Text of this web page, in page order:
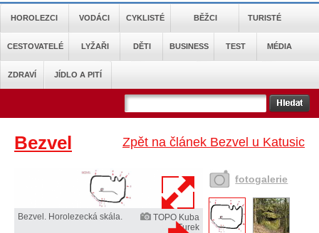
HOROLEZCI VODÁCI CYKLISTÉ BĚŽCI TURISTÉ
CESTOVATELÉ LYŽAŘI DĚTI BUSINESS TEST MÉDIA
ZDRAVÍ JÍDLO A PITÍ
Zpět na článek Bezvel u Katusic
Bezvel
Bezvel. Horolezecká skála.
TOPO Kuba
Turek
fotogalerie